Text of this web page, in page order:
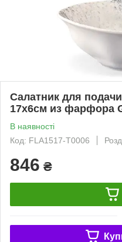
Салатник для
17х6см из фарфора
В наявності
Код: FLA1517-T0006
846 ₴